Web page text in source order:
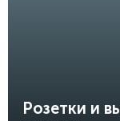
Розетки и